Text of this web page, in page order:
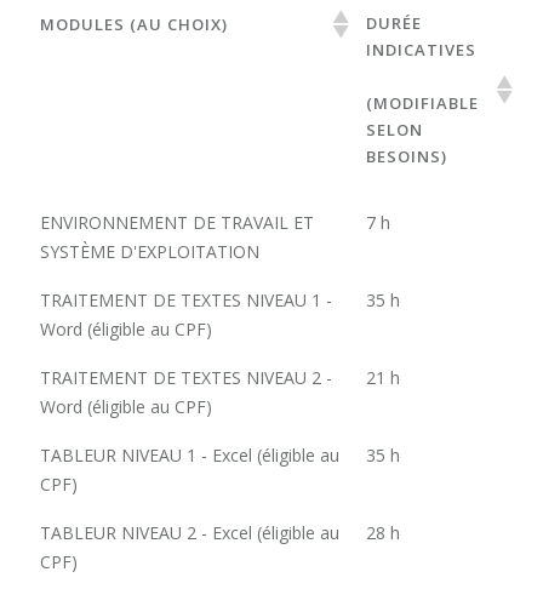
MODULES (AU CHOIX)
DURÉE
INDICATIVES
(MODIFIABLE
SELON
BESOINS)
ENVIRONNEMENT DE TRAVAIL ET
SYSTÈME D'EXPLOITATION
7 h
TRAITEMENT DE TEXTES NIVEAU 1 -
Word (éligible au CPF)
35 h
TRAITEMENT DE TEXTES NIVEAU 2 -
Word (éligible au CPF)
21 h
TABLEUR NIVEAU 1 - Excel (éligible au
CPF)
35 h
TABLEUR NIVEAU 2 - Excel (éligible au
CPF)
28 h